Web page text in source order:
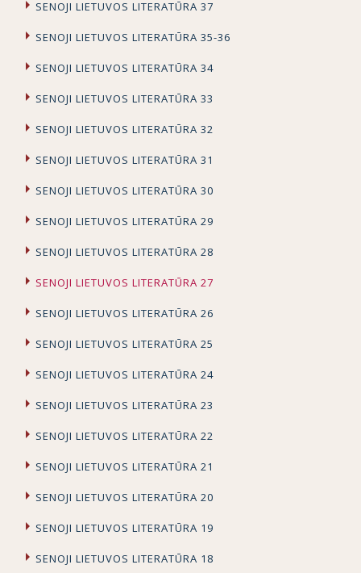
SENOJI LIETUVOS LITERATŪRA 37
SENOJI LIETUVOS LITERATŪRA 35-36
SENOJI LIETUVOS LITERATŪRA 34
SENOJI LIETUVOS LITERATŪRA 33
SENOJI LIETUVOS LITERATŪRA 32
SENOJI LIETUVOS LITERATŪRA 31
SENOJI LIETUVOS LITERATŪRA 30
SENOJI LIETUVOS LITERATŪRA 29
SENOJI LIETUVOS LITERATŪRA 28
SENOJI LIETUVOS LITERATŪRA 27
SENOJI LIETUVOS LITERATŪRA 26
SENOJI LIETUVOS LITERATŪRA 25
SENOJI LIETUVOS LITERATŪRA 24
SENOJI LIETUVOS LITERATŪRA 23
SENOJI LIETUVOS LITERATŪRA 22
SENOJI LIETUVOS LITERATŪRA 21
SENOJI LIETUVOS LITERATŪRA 20
SENOJI LIETUVOS LITERATŪRA 19
SENOJI LIETUVOS LITERATŪRA 18